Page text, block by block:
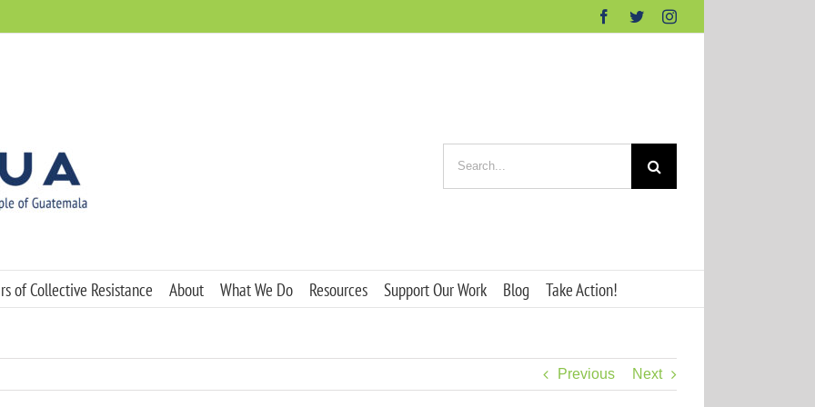
Facebook
TwitterInstagram
for:
of Collective Resistance About What We Do Resources Support Our Work Blog Take Action!
Previous Next